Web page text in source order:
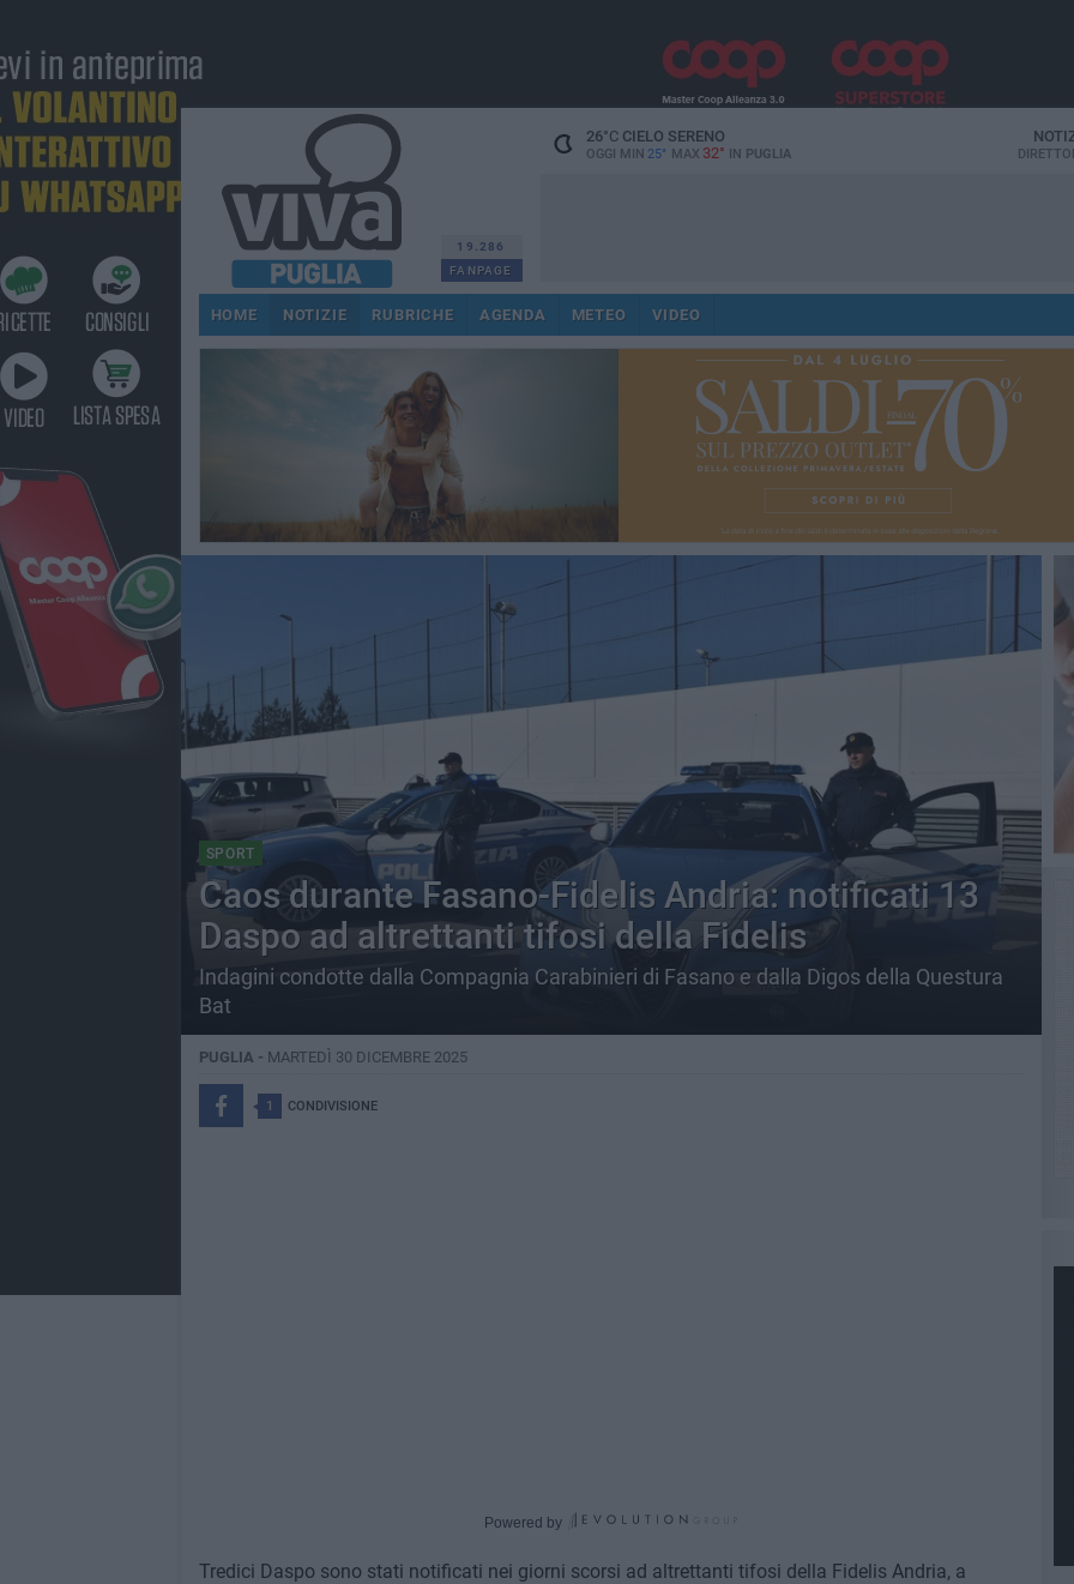
19.286
FANPAGE
26°CCIELO SERENO
OGGI MIN 25° MAX 32° IN PUGLIA
HOME NOTIZIE RUBRICHE AGENDA METEO VIDEO
SPORT
Caos durante Fasano-Fidelis Andria: notificati 13
Daspo ad altrettanti tifosi della Fidelis
Indagini condotte dalla Compagnia Carabinieri di Fasano e dalla Digos della Questura
Bat
PUGLIA - MARTEDÌ 30 DICEMBRE 2025
1 CONDIVISIONE
Powered by
Tredici Daspo sono stati notificati nei giorni scorsi ad altrettanti tifosi della Fidelis Andria, a